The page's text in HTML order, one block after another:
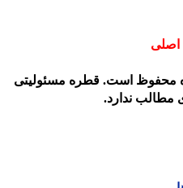
است. قطره مسئولیتی
ندارد.